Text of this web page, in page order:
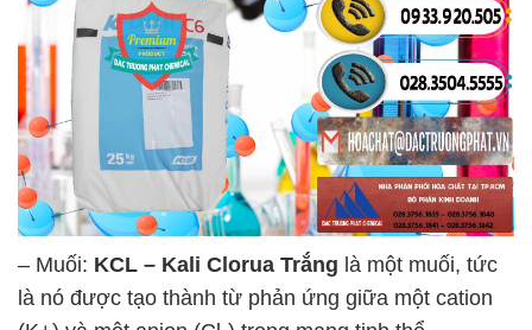
– Muối: KCL – Kali Clorua Trắng là một muối, tức
là nó được tạo thành từ phản ứng giữa một cation